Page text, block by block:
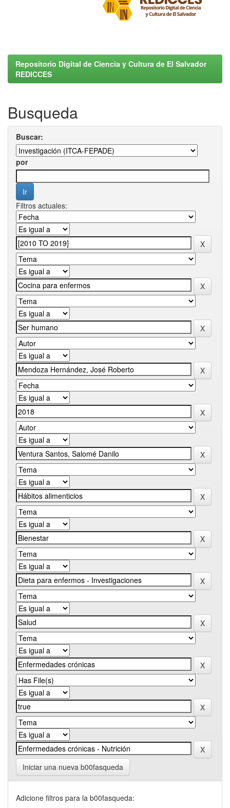
Repositorio Digital de Ciencia y Cultura de El Salvador
REDICCES
Busqueda
Buscar:
por
Filtros actuales:
Iniciar una nueva b00fasqueda
Adicione filtros para la b00fasqueda: